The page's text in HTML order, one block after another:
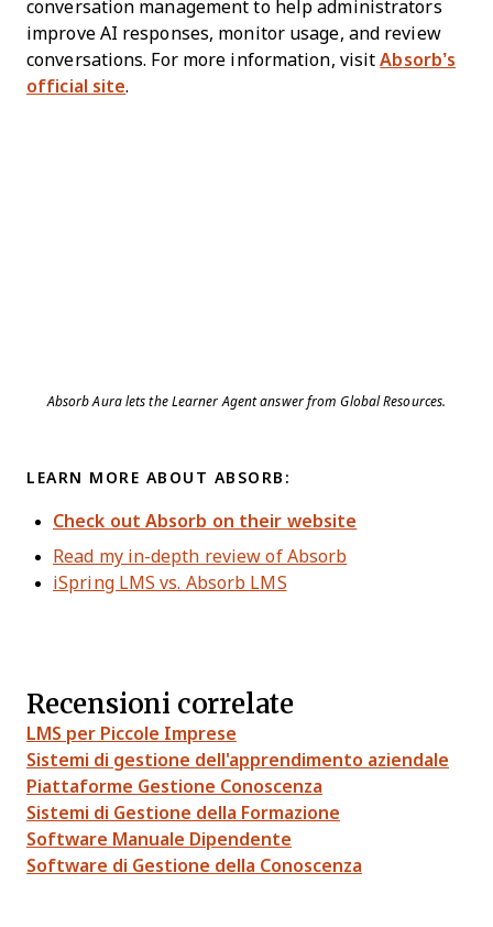
Absorb Aura lets the Learner Agent answer from Global Resources.
conversation management to help administrators
improve AI responses, monitor usage, and review
conversations. For more information, visitAbsorb’s
official site.
LEARN MORE ABOUT ABSORB:
Check out Absorb on their website
Read my in-depth review of Absorb
iSpring LMS vs. Absorb LMS
Recensioni correlate
LMS per Piccole Imprese
Sistemi di gestione dell'apprendimento aziendale
Piattaforme Gestione Conoscenza
Sistemi di Gestione della Formazione
Software Manuale Dipendente
Software di Gestione della Conoscenza